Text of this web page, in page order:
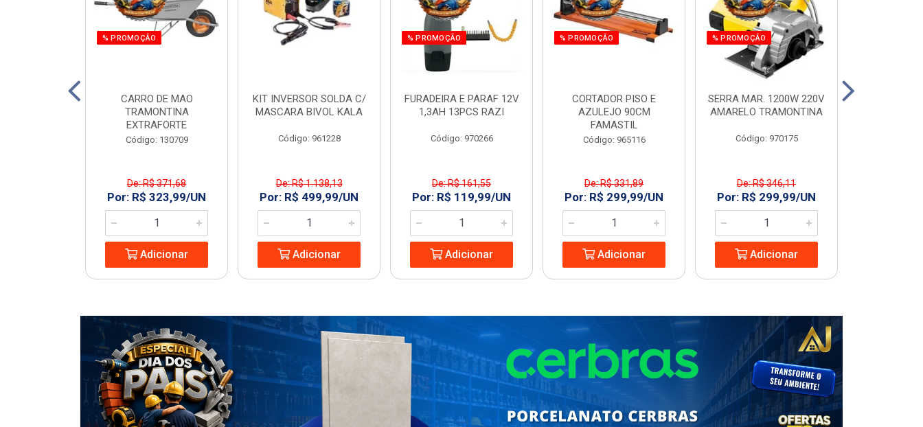
% PROMOÇÃO
CARRO DE MAO
TRAMONTINA
EXTRAFORTE
Código: 130709
De: R$ 371,68
Por: R$ 323,99/UN
Adicionar
KIT INVERSOR SOLDA C/
MASCARA BIVOL KALA
Código: 961228
De: R$ 1.138,13
Por: R$ 499,99/UN
Adicionar
% PROMOÇÃO
FURADEIRA E PARAF 12V
1,3AH 13PCS RAZI
Código: 970266
De: R$ 161,55
Por: R$ 119,99/UN
Adicionar
% PROMOÇÃO
CORTADOR PISO E
AZULEJO 90CM
FAMASTIL
Código: 965116
De: R$ 331,89
Por: R$ 299,99/UN
Adicionar
% PROMOÇÃO
SERRA MAR. 1200W 220V
AMARELO TRAMONTINA
Código: 970175
De: R$ 346,11
Por: R$ 299,99/UN
Adicionar